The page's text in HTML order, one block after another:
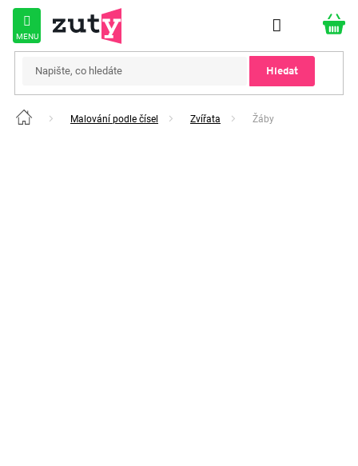
Přejít
obsah
Hledat
Domů Malování podle čísel Zvířata Žáby